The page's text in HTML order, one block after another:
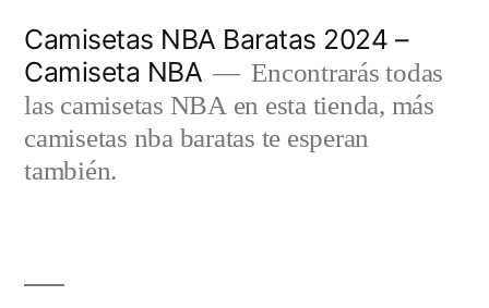
contenido
Camisetas NBA Baratas 2024 –
Camiseta NBA
Encontrarás todas
las camisetas NBA en esta tienda, más
camisetas nba baratas te esperan
también.